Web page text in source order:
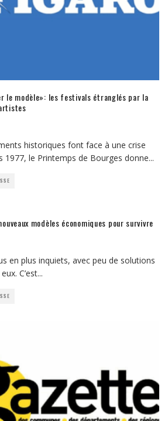
le modèle»: les festivals étranglés par la
historiques font face à une crise
1977, le Printemps de Bourges donne...
modèles économiques pour survivre
en plus inquiets, avec peu de solutions
C’est...